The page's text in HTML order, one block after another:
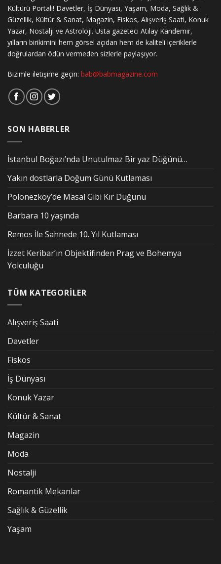
Kültürü Portalı! Davetler, İş Dünyası, Yaşam, Moda, Sağlık &
Güzellik, Kültür & Sanat, Magazin, Fiskos, Alışveriş Saati, Konuk
Yazar, Nostalji ve Astroloji. Usta gazeteci Atılay Kandemir,
yılların birikimini hem görsel açıdan hem de kaliteli içeriklerle
doğrulardan ödün vermeden sizlerle paylaşıyor.
Bizimle iletişime geçin: bab@babmagazine.com
SON HABERLER
İstanbul Boğazı’nda Unutulmaz Bir yaz Düğünü…
Yakın dostlarla Doğum Günü Kutlaması
Polonezköy’de Masal Gibi Kır Düğünü
Barbara 10 yaşında
Remos İle Sahnede 10. Yıl Kutlaması
İzzet Keribar’ın Objektifinden Prag ve Bohemya
Yolculuğu
TÜM KATEGORİLER
Alışveriş Saati
Davetler
Fiskos
İş Dünyası
Konuk Yazar
Kültür & Sanat
Magazin
Moda
Nostalji
Romantik Mekanlar
Sağlık & Güzellik
Yaşam